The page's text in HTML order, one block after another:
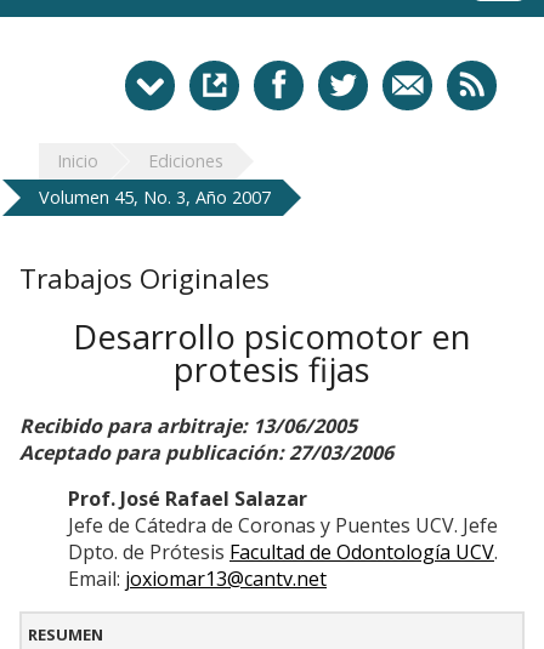
Inicio
Ediciones
Volumen 45, No. 3, Año 2007
Trabajos Originales
Desarrollo psicomotor en
protesis fijas
Recibido para arbitraje: 13/06/2005
Aceptado para publicación: 27/03/2006
Prof. José Rafael Salazar
Jefe de Cátedra de Coronas y Puentes UCV. Jefe
Dpto. de Prótesis Facultad de Odontología UCV.
Email: joxiomar13@cantv.net
RESUMEN